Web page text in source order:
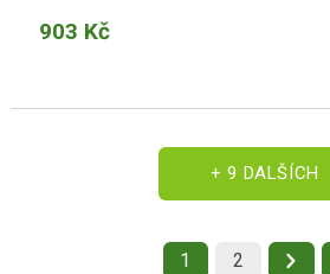
903 Kč
+ 9 DALŠÍCH
1 2